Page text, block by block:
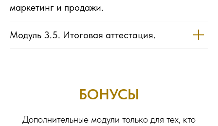
маркетинг и продажи.
Модуль 3.5. Итоговая аттестация.
БОНУСЫ
Дополнительные модули только для тех, кто